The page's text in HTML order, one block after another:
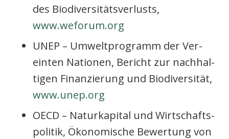
des Bio­di­ver­si­täts­ver­lusts,
www.weforum.org
UNEP – Umwelt­pro­gramm der Ver­
ein­ten Natio­nen, Bericht zur nach­hal­
ti­gen Finan­zie­rung und Bio­di­ver­si­tät,
www.unep.org
OECD – Natur­ka­pi­tal und Wirt­schafts­
po­li­tik, Öko­no­mi­sche Bewer­tung von